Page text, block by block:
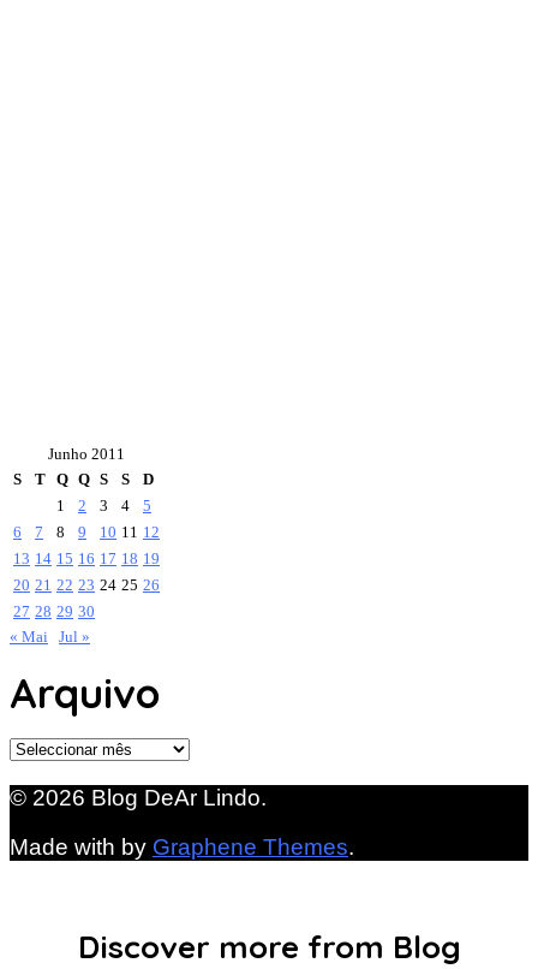
Junho 2011
S
T Q Q S S
D
1
2 3 4
5
6
7 8 9 10 11 12
13 14 15 16 17 18 19
20 21 22 23 24 25 26
27 28 29 30
« Mai Jul »
Arquivo
Arquivo
© 2026 Blog DeAr Lindo.
Made with by Graphene Themes.
Discover more from Blog